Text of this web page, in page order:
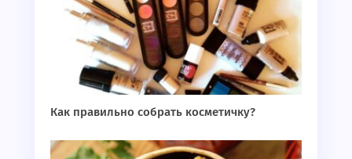
Как правильно собрать косметичку?